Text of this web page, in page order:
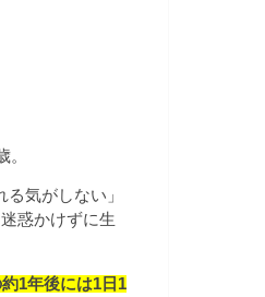
。
る気がしない」
惑かけずに生
1年後には1日1